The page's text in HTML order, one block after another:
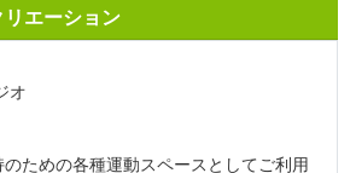
エーション
オ
ための各種運動スペースとしてご利用